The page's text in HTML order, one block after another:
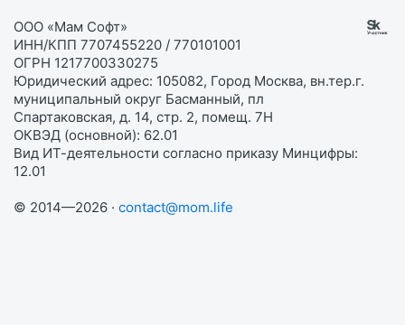
ООО «Мам Софт»
ИНН/КПП 7707455220 / 770101001
ОГРН 1217700330275
Юридический адрес: 105082, Город Москва, вн.тер.г.
муниципальный округ Басманный, пл
Спартаковская, д. 14, стр. 2, помещ. 7Н
ОКВЭД (основной): 62.01
Вид ИТ-деятельности согласно приказу Минцифры:
12.01
© 2014—2026 · contact@mom.life